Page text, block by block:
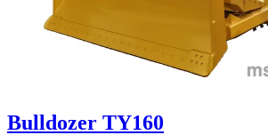
Bulldozer TY160